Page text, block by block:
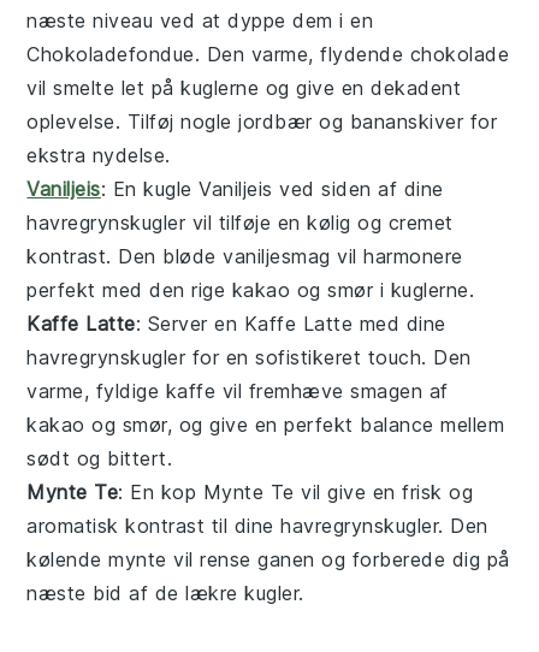
næste niveau ved at dyppe dem i en
Chokoladefondue. Den varme, flydende chokolade
vil smelte let på kuglerne og give en dekadent
oplevelse. Tilføj noglejordbær og bananskiver for
ekstra nydelse.
Vaniljeis: En kugleVaniljeis ved siden af dine
havregrynskugler vil tilføje en kølig og cremet
kontrast. Den blødevaniljesmag vil harmonere
perfekt med den rige kakao ogsmør i kuglerne.
Kaffe Latte: Server en Kaffe Latte med dine
havregrynskugler for en sofistikeret touch. Den
varme, fyldige kaffe vil fremhæve smagen af
kakao og smør, og give en perfekt balance mellem
sødt og bittert.
Mynte Te: En kop Mynte Te vil give en frisk og
aromatisk kontrast til dinehavregrynskugler. Den
kølendemynte vil rense ganen og forberede dig på
næste bid af de lækre kugler.